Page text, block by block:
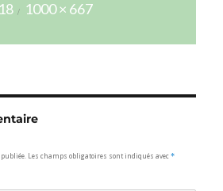
réelle
1000 × 667
Les champs obligatoires sont indiqués avec*